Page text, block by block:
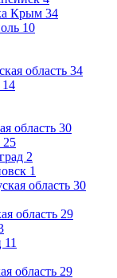
Крым 34
10
область 34
14
область 30
25
2
1
область 30
область 29
11
область 29